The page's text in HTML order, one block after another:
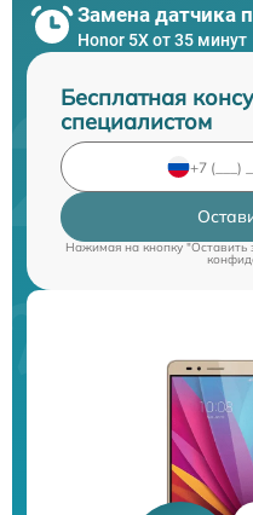
Замена датчика
Honor 5X от 35 минут
Бесплатная
специалистом
Нажимая на кнопку "Оставить